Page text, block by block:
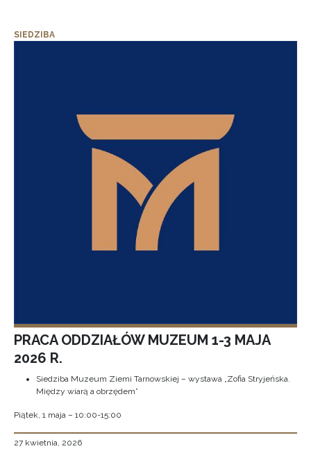
SIEDZIBA
PRACA ODDZIAŁÓW MUZEUM 1-3 MAJA
2026 R.
Siedziba Muzeum Ziemi Tarnowskiej – wystawa „Zofia Stryjeńska.
Między wiarą a obrzędem”
Piątek, 1 maja – 10:00-15:00
27 kwietnia, 2026